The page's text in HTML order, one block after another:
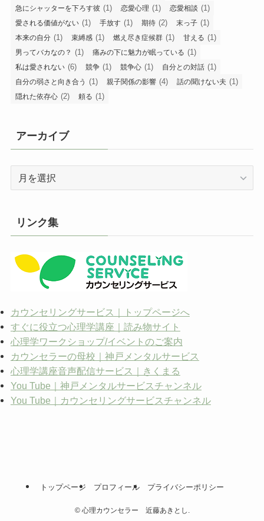
急にシャッターを下ろす彼 (1) 恋愛心理 (1) 恋愛相談 (1)
愛される価値がない (1) 手放す (1) 期待 (2) 末っ子 (1)
本来の自分 (1) 束縛感 (1) 燃え尽き症候群 (1) 甘える (1)
男ってバカなの？ (1) 痛みの下に魅力が眠っている (1)
私は愛されない (6) 競争 (1) 競争心 (1) 自分との対話 (1)
自分の弱さと向き合う (1) 親子関係の影響 (4) 話の聞けない夫 (1)
隠れた依存心 (2) 頼る (1)
アーカイブ
イ
リンク集
カウンセリングサービス｜トップページへ
すぐに役立つ心理学講座｜読み物サイト
心理学ワークショップ/イベントのご案内
カウンセラーの母校｜神戸メンタルサービス
心理学講座音声配信サービス｜きくまる
You Tube｜神戸メンタルサービスチャンネル
You Tube｜カウンセリングサービスチャンネル
トップページ プロフィール プライバシーポリシー
©心理カウンセラー 近藤あきとし.